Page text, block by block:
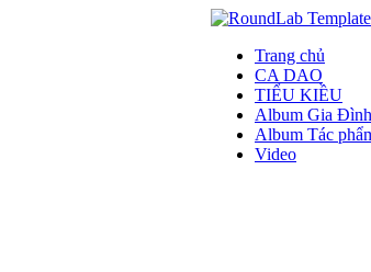
Trang chủ
CA DAO
TIỂU KIỀU
Album Gia Đình
Album Tác
Video